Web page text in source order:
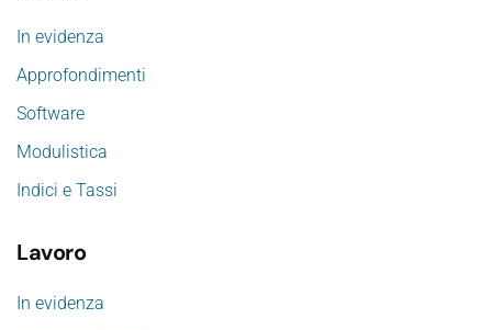
In evidenza
Approfondimenti
Software
Modulistica
Indici e Tassi
Lavoro
In evidenza